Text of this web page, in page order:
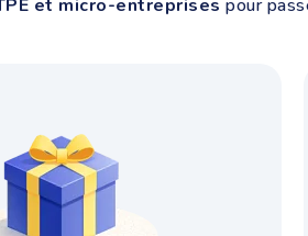
et micro-entreprises pour